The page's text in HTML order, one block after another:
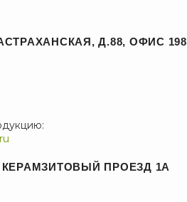
Д.88, ОФИС 198
ПРОЕЗД 1А